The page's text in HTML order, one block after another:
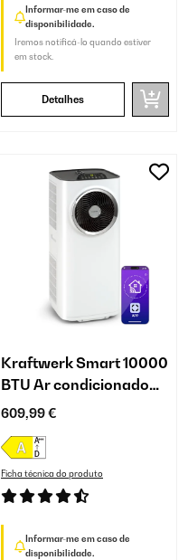
Informar-me em caso de
disponibilidade.
Iremos notificá-lo quando estiver
em stock.
Detalhes
Kraftwerk Smart 10000
BTU Ar condicionado
portátil Branco
609,99 €
Ficha técnica do produto
Informar-me em caso de
disponibilidade.